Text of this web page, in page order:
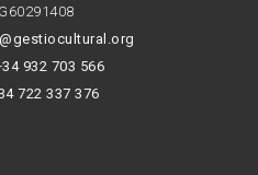
932 703 566
722 337 376